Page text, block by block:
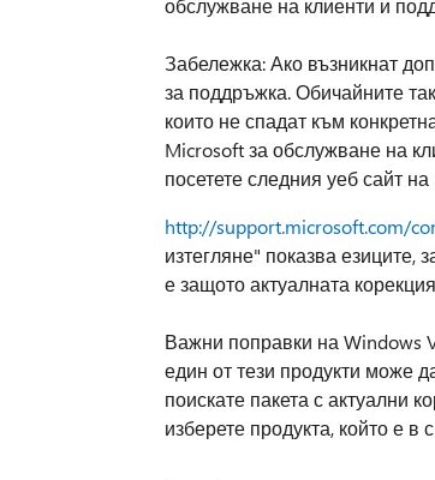
обслужване на клиенти и
Забележка: Ако възникнат
за поддръжка. Обичайните
които не спадат към
Microsoft за обслужване на
посетете следния уеб сайт
http://support.microsoft.com/
изтегляне" показва езиците,
е защото актуалната
Важни поправки на Windows
един от тези продукти може
поискате пакета с актуални
изберете продукта, който е в